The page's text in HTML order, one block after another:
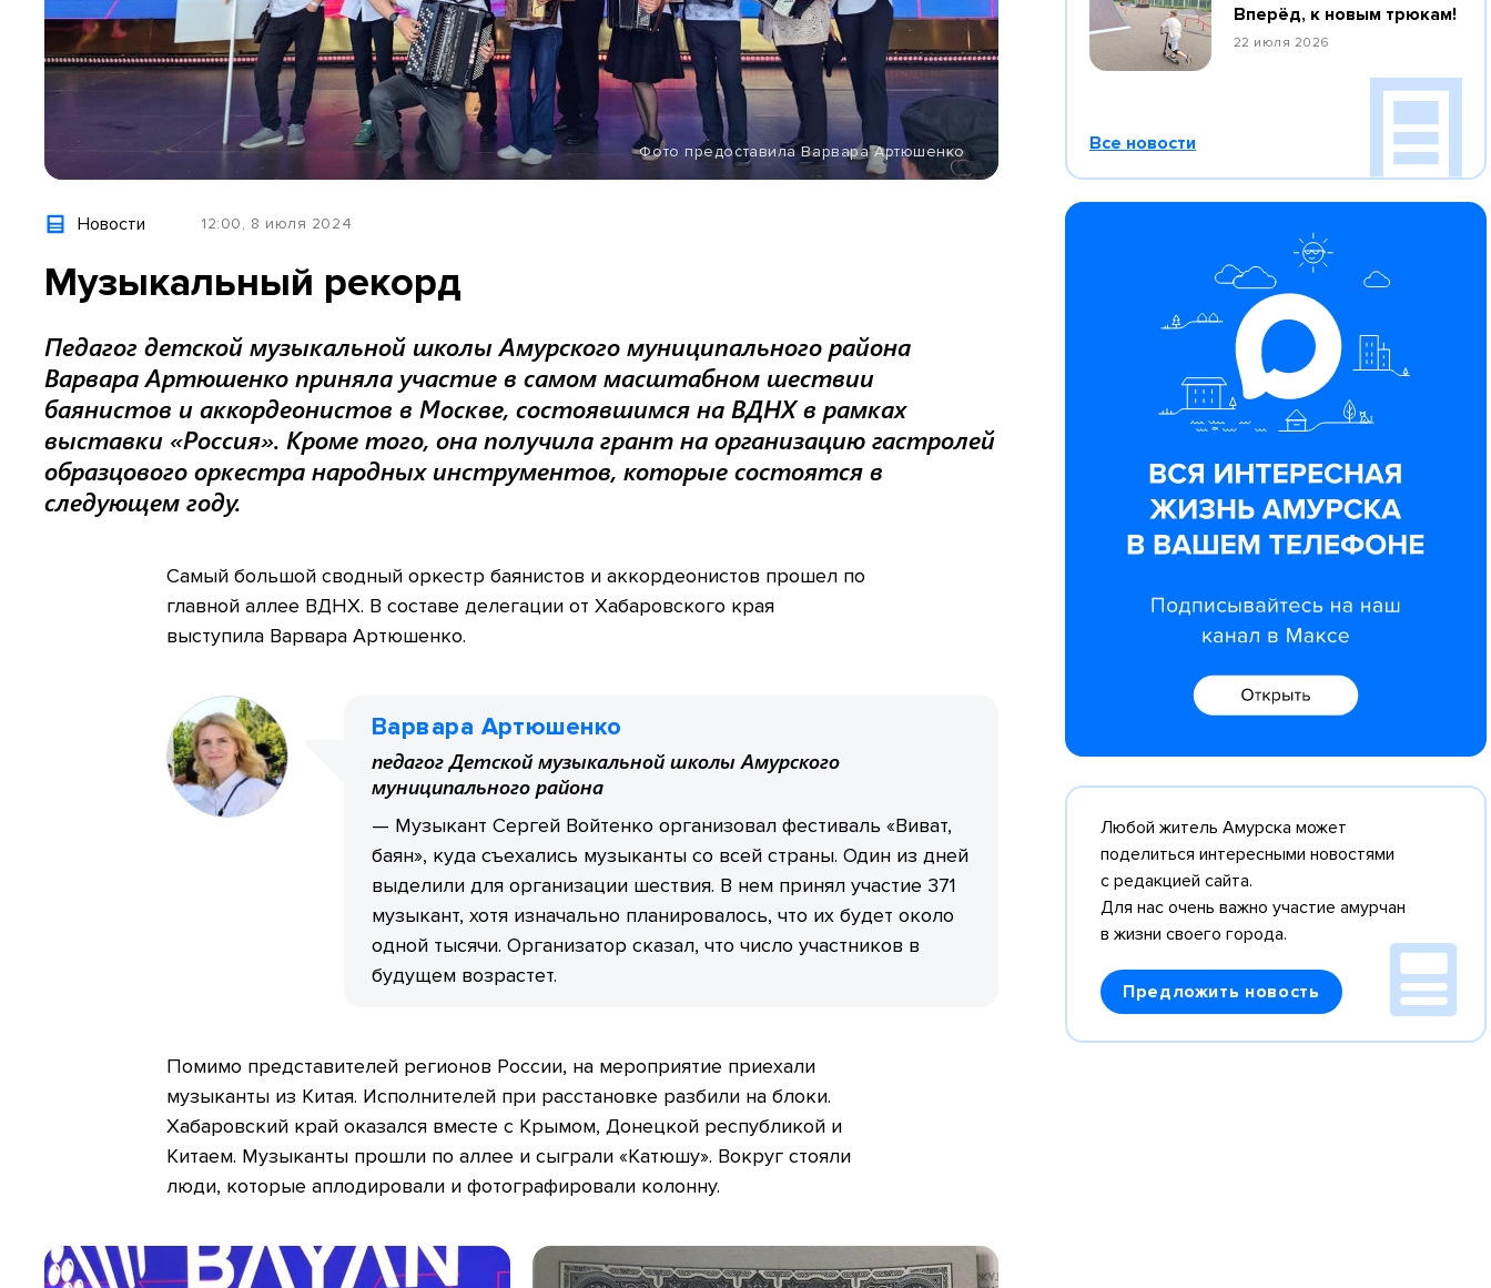
Фото предоставила Варвара Артюшенко
Новости 12:00, 8 июля 2024
Музыкальный рекорд
Педагог детской музыкальной школы Амурского муниципального района
Варвара Артюшенко приняла участие в самом масштабном шествии
баянистов и аккордеонистов в Москве, состоявшимся на ВДНХ в рамках
выставки «Россия». Кроме того, она получила грант на организацию гастролей
образцового оркестра народных инструментов, которые состоятся в
следующем году.
Самый большой сводный оркестр баянистов и аккордеонистов прошел по
главной аллее ВДНХ. В составе делегации от Хабаровского края
выступила Варвара Артюшенко.
Варвара Артюшенко
педагог Детской музыкальной школы Амурского
муниципального района
— Музыкант Сергей Войтенко организовал фестиваль «Виват,
баян», куда съехались музыканты со всей страны. Один из дней
выделили для организации шествия. В нем принял участие 371
музыкант, хотя изначально планировалось, что их будет около
одной тысячи. Организатор сказал, что число участников в
будущем возрастет.
Помимо представителей регионов России, на мероприятие приехали
музыканты из Китая. Исполнителей при расстановке разбили на блоки.
Хабаровский край оказался вместе с Крымом, Донецкой республикой и
Китаем. Музыканты прошли по аллее и сыграли «Катюшу». Вокруг стояли
люди, которые аплодировали и фотографировали колонну.
Вперёд, к новым трюкам!
22 июля 2026
Все новости
Любой житель Амурска может
поделиться интересными новостями
с редакцией сайта.
Для нас очень важно участие амурчан
в жизни своего города.
Предложить новость